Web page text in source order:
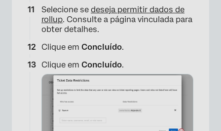
Selecione se deseja permitir dados de
rollup. Consulte a página vinculada para
obter detalhes.
Clique em Concluído.
Clique em Concluído.